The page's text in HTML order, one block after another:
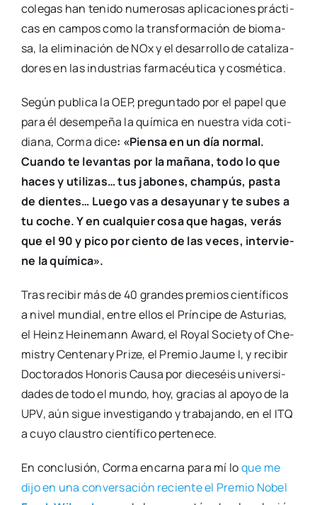
cole­gas han teni­do nume­ro­sas apli­ca­cio­nes prác­ti­
cas en cam­pos como la trans­for­ma­ción de bio­ma­
sa, la eli­mi­na­ción de NOx y el desa­rro­llo de cata­li­za­
do­res en las indus­trias far­ma­céu­ti­ca y cos­mé­ti­ca.
Según publi­ca la OEP, pre­gun­ta­do por el papel que
para él desem­pe­ña la quí­mi­ca en nues­tra vida coti­
dia­na, Cor­ma dice: «Pien­sa en un día nor­mal.
Cuan­do te levan­tas por la maña­na, todo lo que
haces y uti­li­zas… tus jabo­nes, cham­pús, pas­ta
de dien­tes… Lue­go vas a desa­yu­nar y te subes a
tu coche. Y en cual­quier cosa que hagas, verás
que el 90 y pico por cien­to de las veces, inter­vie­
ne la quí­mi­ca».
Tras reci­bir más de 40 gran­des pre­mios cien­tí­fi­cos
a nivel mun­dial, entre ellos el Prín­ci­pe de Astu­rias,
el Heinz Hei­ne­mann Award, el Royal Society of Che­
mistry Cen­te­nary Pri­ze, el Pre­mio Jau­me I, y reci­bir
Doc­to­ra­dos Hono­ris Cau­sa por die­ce­séis uni­ver­si­
da­des de todo el mun­do, hoy, gra­cias al apo­yo de la
UPV, aún sigue inves­ti­gan­do y tra­ba­jan­do, en el ITQ
a cuyo claus­tro cien­tí­fi­co per­te­ne­ce.
En con­clu­sión, Cor­ma encar­na para mí loque me
dijo en una con­ver­sa­ción recien­te el Pre­mio Nobel